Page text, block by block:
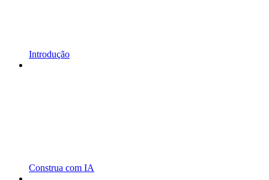
Introdução
Construa com IA